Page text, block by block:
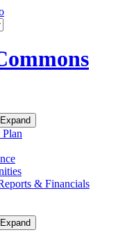
Expand
Plan
& Financials
Expand